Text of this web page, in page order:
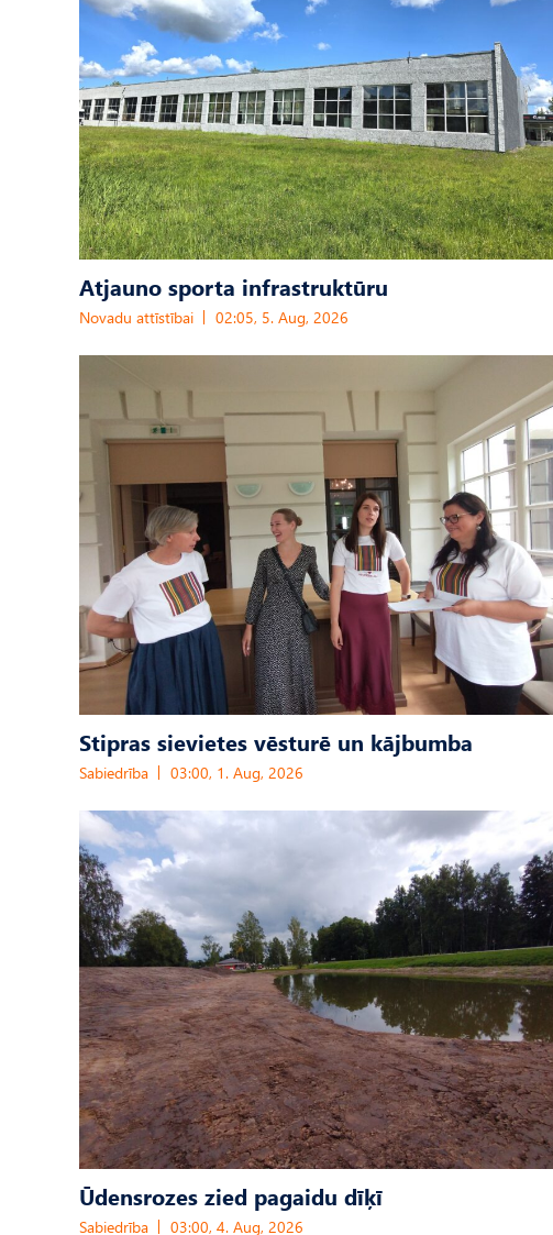
Atjauno sporta infrastruktūru
Novadu attīstībai 02:05, 5. Aug, 2026
Stipras sievietes vēsturē un kājbumba
Sabiedrība 03:00, 1. Aug, 2026
Ūdensrozes zied pagaidu dīķī
Sabiedrība 03:00, 4. Aug, 2026